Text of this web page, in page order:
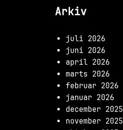
Arkiv
juli 2026
juni 2026
april 2026
marts 2026
februar 2026
januar 2026
december 2025
november 2025